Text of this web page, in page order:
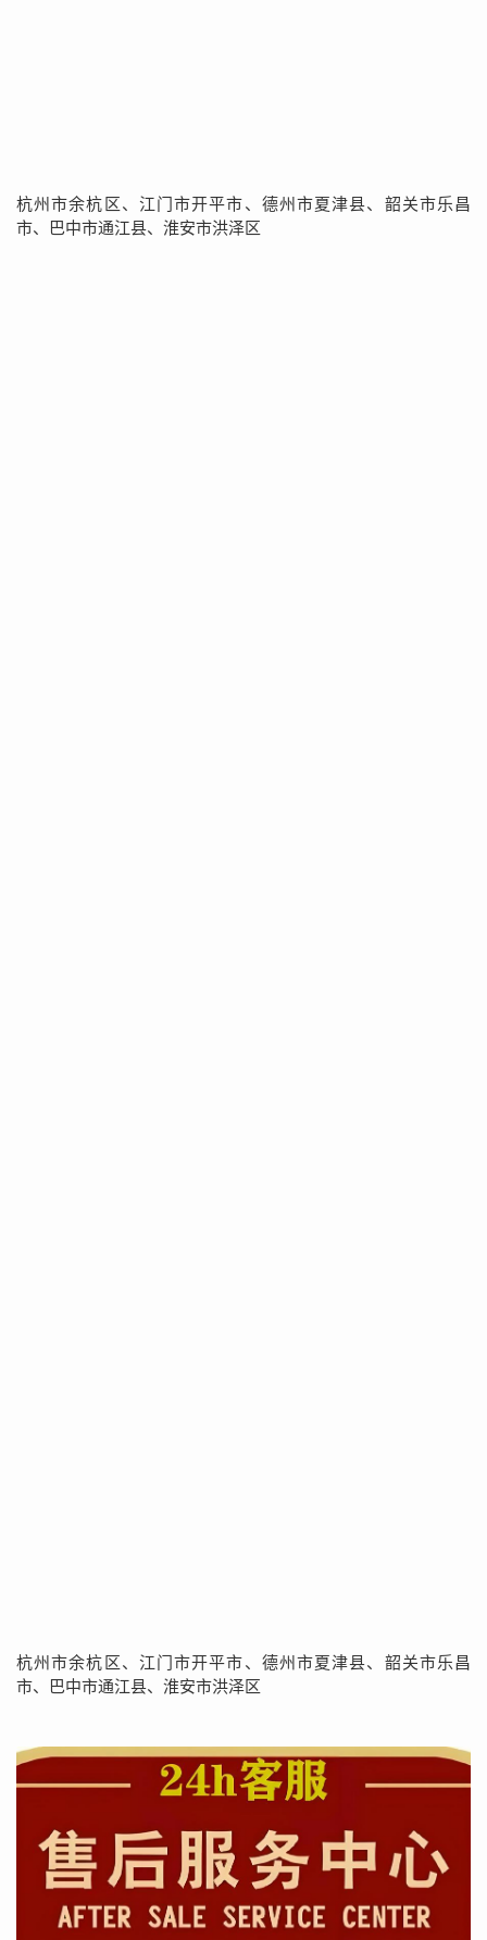
杭州市余杭区、江门市开平市、德州市夏津县、韶关市乐昌
市、巴中市通江县、淮安市洪泽区
杭州市余杭区、江门市开平市、德州市夏津县、韶关市乐昌
市、巴中市通江县、淮安市洪泽区